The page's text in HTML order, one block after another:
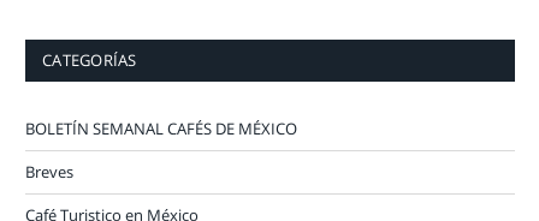
CATEGORÍAS
BOLETÍN SEMANAL CAFÉS DE MÉXICO
Breves
Café Turistico en México